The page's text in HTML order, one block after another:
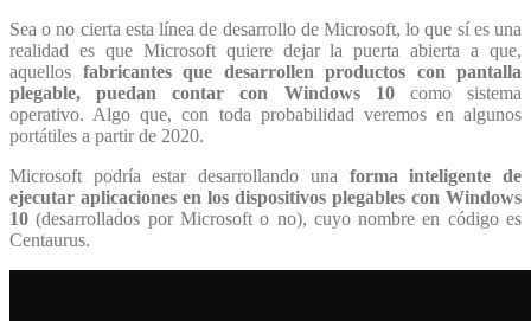
Sea o no cierta esta línea de desarrollo de Microsoft, lo que sí es una
realidad es que Microsoft quiere dejar la puerta abierta a que,
aquellos fabricantes que desarrollen productos con pantalla
plegable, puedan contar con Windows 10 como sistema
operativo. Algo que, con toda probabilidad veremos en algunos
portátiles a partir de 2020.
Microsoft podría estar desarrollando una forma inteligente de
ejecutar aplicaciones en los dispositivos plegables con Windows
10 (desarrollados por Microsoft o no), cuyo nombre en código es
Centaurus.